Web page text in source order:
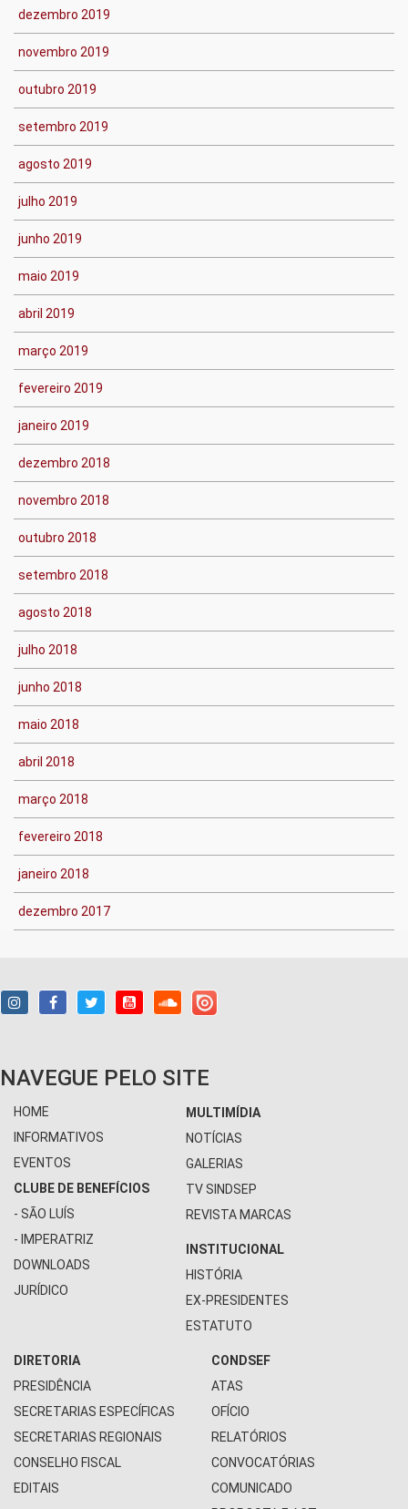
dezembro 2019
novembro 2019
outubro 2019
setembro 2019
agosto 2019
julho 2019
junho 2019
maio 2019
abril 2019
março 2019
fevereiro 2019
janeiro 2019
dezembro 2018
novembro 2018
outubro 2018
setembro 2018
agosto 2018
julho 2018
junho 2018
maio 2018
abril 2018
março 2018
fevereiro 2018
janeiro 2018
dezembro 2017
NAVEGUE PELO SITE
HOME
INFORMATIVOS
EVENTOS
CLUBE DE BENEFÍCIOS
- SÃO LUÍS
- IMPERATRIZ
DOWNLOADS
JURÍDICO
MULTIMÍDIA
NOTÍCIAS
GALERIAS
TV SINDSEP
REVISTA MARCAS
INSTITUCIONAL
HISTÓRIA
EX-PRESIDENTES
ESTATUTO
DIRETORIA
PRESIDÊNCIA
SECRETARIAS ESPECÍFICAS
SECRETARIAS REGIONAIS
CONSELHO FISCAL
EDITAIS
CONDSEF
ATAS
OFÍCIO
RELATÓRIOS
CONVOCATÓRIAS
COMUNICADO